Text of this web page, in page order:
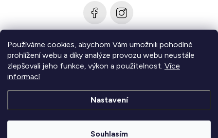
Používáme cookies, abychom Vám umožnili pohodlné
prohlížení webu a díky analýze provozu webu neustále
zlepšovali jeho funkce, výkon a použitelnost. Více
informací
Nastavení
Souhlasím
Informace pro vás
Zjistěte více
vyhrazena.Upravit nastavení cookies